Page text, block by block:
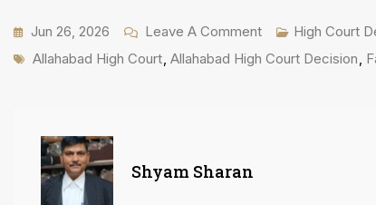
Jun 26, 2026 Leave A CommentOn
Facts
High Court
Tags
Allahabad High Court Allahabad High Court Decision
Shyam Sharan